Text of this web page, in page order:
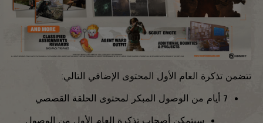
تتضمن تذكرة العام الأول المحتوى الإضافي التالي:
7 أيام من الوصول المبكر لمحتوى الحلقة القصصي
سيتمكن أصحاب تذكرة العام الأول من الوصول